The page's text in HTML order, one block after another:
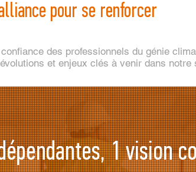
pour se renforcer
des professionnels du génie
et enjeux clés à venir dans notre
1 vision